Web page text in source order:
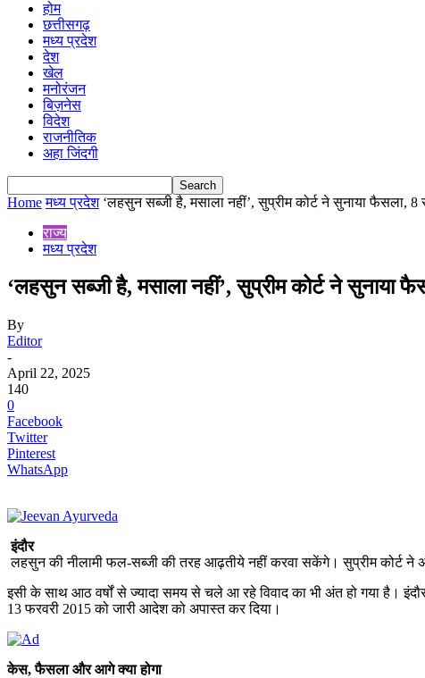
होम
छत्तीसगढ़
मध्य प्रदेश
देश
खेल
मनोरंजन
बिज़नेस
विदेश
राजनीतिक
अहा जिंदगी
Home मध्य प्रदेश ‘लहसुन सब्जी है, मसाला नहीं’, सुप्रीम कोर्ट ने सुनाया फैसला, 8
राज्य
मध्य प्रदेश
‘लहसुन सब्जी है, मसाला नहीं’, सुप्रीम कोर्ट ने सुनाया
By
Editor
-
April 22, 2025
140
0
Facebook
Twitter
Pinterest
WhatsApp
इंदौर
लहसुन की नीलामी फल-सब्जी की तरह आढ़तीये नहीं करवा सकेंगे। सुप्रीम कोर्ट ने
इसी के साथ आठ वर्षों से ज्यादा समय से चले आ रहे विवाद का भी अंत हो गया है।
13 फरवरी 2015 को जारी आदेश को अपास्त कर दिया।
केस, फैसला और आगे क्या होगा